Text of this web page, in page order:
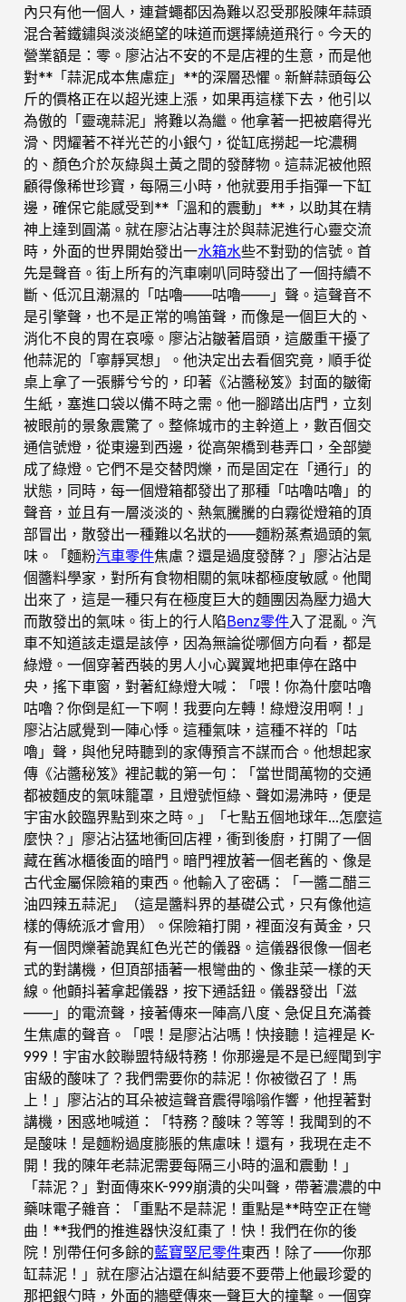
內只有他一個人，連蒼蠅都因為難以忍受那股陳年蒜頭
混合著鐵鏽與淡淡絕望的味道而選擇繞道飛行。今天的
營業額是：零。廖沾沾不安的不是店裡的生意，而是他
對**「蒜泥成本焦慮症」**的深層恐懼。新鮮蒜頭每公
斤的價格正在以超光速上漲，如果再這樣下去，他引以
為傲的「靈魂蒜泥」將難以為繼。他拿著一把被磨得光
滑、閃耀著不祥光芒的小銀勺，從缸底撈起一坨濃稠
的、顏色介於灰綠與土黃之間的發酵物。這蒜泥被他照
顧得像稀世珍寶，每隔三小時，他就要用手指彈一下缸
邊，確保它能感受到**「溫和的震動」**，以助其在精
神上達到圓滿。就在廖沾沾專注於與蒜泥進行心靈交流
時，外面的世界開始發出一水箱水些不對勁的信號。首
先是聲音。街上所有的汽車喇叭同時發出了一個持續不
斷、低沉且潮濕的「咕嚕——咕嚕——」聲。這聲音不
是引擎聲，也不是正常的鳴笛聲，而像是一個巨大的、
消化不良的胃在哀嚎。廖沾沾皺著眉頭，這嚴重干擾了
他蒜泥的「寧靜冥想」。他決定出去看個究竟，順手從
桌上拿了一張髒兮兮的，印著《沾醬秘笈》封面的皺衛
生紙，塞進口袋以備不時之需。他一腳踏出店門，立刻
被眼前的景象震驚了。整條城市的主幹道上，數百個交
通信號燈，從東邊到西邊，從高架橋到巷弄口，全部變
成了綠燈。它們不是交替閃爍，而是固定在「通行」的
狀態，同時，每一個燈箱都發出了那種「咕嚕咕嚕」的
聲音，並且有一層淡淡的、熱氣騰騰的白霧從燈箱的頂
部冒出，散發出一種難以名狀的——麵粉蒸煮過頭的氣
味。「麵粉汽車零件焦慮？還是過度發酵？」廖沾沾是
個醬料學家，對所有食物相關的氣味都極度敏感。他聞
出來了，這是一種只有在極度巨大的麵團因為壓力過大
而散發出的氣味。街上的行人陷Benz零件入了混亂。汽
車不知道該走還是該停，因為無論從哪個方向看，都是
綠燈。一個穿著西裝的男人小心翼翼地把車停在路中
央，搖下車窗，對著紅綠燈大喊：「喂！你為什麼咕嚕
咕嚕？你倒是紅一下啊！我要向左轉！綠燈沒用啊！」
廖沾沾感覺到一陣心悸。這種氣味，這種不祥的「咕
嚕」聲，與他兒時聽到的家傳預言不謀而合。他想起家
傳《沾醬秘笈》裡記載的第一句：「當世間萬物的交通
都被麵皮的氣味籠罩，且燈號恒綠、聲如湯沸時，便是
宇宙水餃臨界點到來之時。」「七點五個地球年…怎麼這
麼快？」廖沾沾猛地衝回店裡，衝到後廚，打開了一個
藏在舊冰櫃後面的暗門。暗門裡放著一個老舊的、像是
古代金屬保險箱的東西。他輸入了密碼：「一醬二醋三
油四辣五蒜泥」（這是醬料界的基礎公式，只有像他這
樣的傳統派才會用）。保險箱打開，裡面沒有黃金，只
有一個閃爍著詭異紅色光芒的儀器。這儀器很像一個老
式的對講機，但頂部插著一根彎曲的、像韭菜一樣的天
線。他顫抖著拿起儀器，按下通話鈕。儀器發出「滋
——」的電流聲，接著傳來一陣高八度、急促且充滿養
生焦慮的聲音。「喂！是廖沾沾嗎！快接聽！這裡是 K-
999！宇宙水餃聯盟特級特務！你那邊是不是已經聞到宇
宙級的酸味了？我們需要你的蒜泥！你被徵召了！馬
上！」廖沾沾的耳朵被這聲音震得嗡嗡作響，他捏著對
講機，困惑地喊道：「特務？酸味？等等！我聞到的不
是酸味！是麵粉過度膨脹的焦慮味！還有，我現在走不
開！我的陳年老蒜泥需要每隔三小時的溫和震動！」
「蒜泥？」對面傳來K-999崩潰的尖叫聲，帶著濃濃的中
藥味電子雜音：「重點不是蒜泥！重點是**時空正在彎
曲！**我們的推進器快沒紅棗了！快！我們在你的後
院！別帶任何多餘的藍寶堅尼零件東西！除了——你那
缸蒜泥！」就在廖沾沾還在糾結要不要帶上他最珍愛的
那把銀勺時，外面的牆壁傳來一聲巨大的撞擊。一個穿